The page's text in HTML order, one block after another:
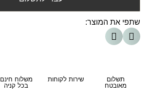
שתפי את המוצר:
תשלום
מאובטח
שירות לקוחות
משלוח חינם
בכל קניה